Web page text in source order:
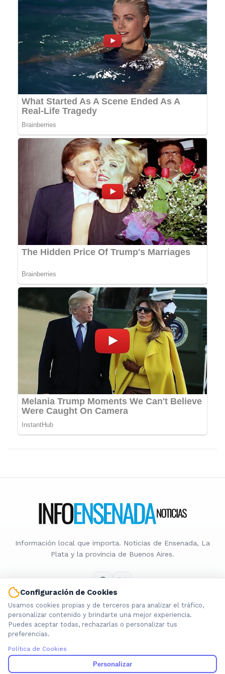
Información local que importa. Noticias de Ensenada, La
Plata y la provincia de Buenos Aires.
Nosotros
Cookies
Política de Contenido
Configuración de Cookies
Usamos cookies propias y de terceros para analizar el tráfico,
personalizar contenido y brindarte una mejor experiencia.
Puedes aceptar todas, rechazarlas o personalizar tus
preferencias.
Política de Cookies
Personalizar